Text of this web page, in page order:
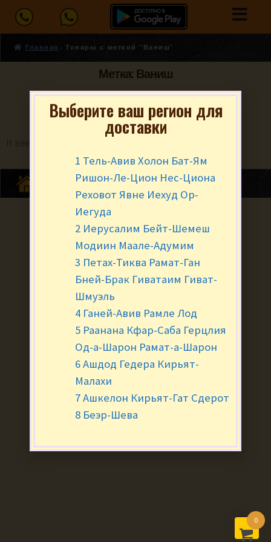
Главная Товары с меткой “Ваниш”
Метка: Ваниш
0
Выберите ваш регион для
доставки
1 Тель-Авив Холон Бат-Ям
Ришон-Ле-Цион Нес-Циона
Реховот Явне Иехуд Ор-
Иегуда
2 Иерусалим Бейт-Шемеш
Модиин Маале-Адумим
3 Петах-Тиква Рамат-Ган
Бней-Брак Гиватаим Гиват-
Шмуэль
4 Ганей-Авив Рамле Лод
5 Раанана Кфар-Саба Герцлия
Од-а-Шарон Рамат-а-Шарон
6 Ашдод Гедера Кирьят-
Малахи
7 Ашкелон Кирьят-Гат Сдерот
8 Беэр-Шева